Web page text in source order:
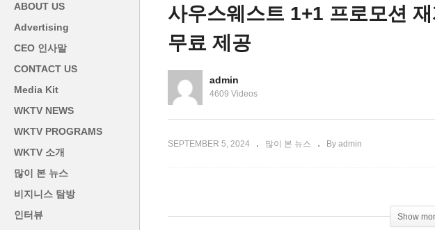
졸 직종 일자
미 참사관 겸 영사 부임
ABOUT US
Advertising
CEO 인사말
CONTACT US
Media Kit
WKTV NEWS
WKTV PROGRAMS
WKTV 소개
많이 본 뉴스
비지니스 탐방
인터뷰
사우스웨스트 1+1 프로모션
무료 제공
admin
4609 Videos
SEPTEMBER 5, 2024 많이 본 뉴스 By admin
Show